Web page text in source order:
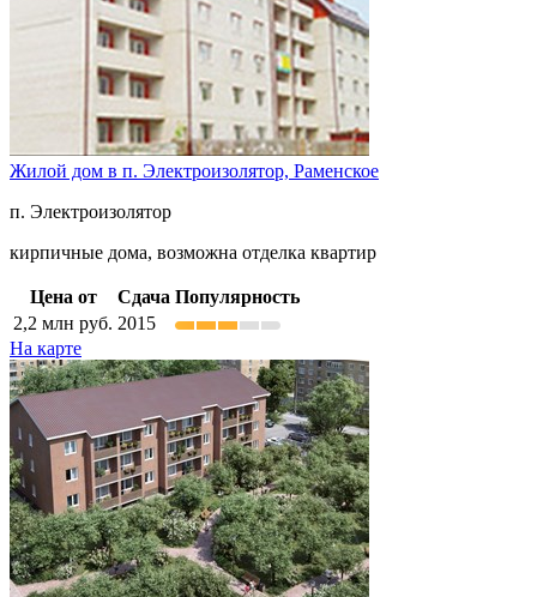
Жилой дом в п. Электроизолятор, Раменское
п. Электроизолятор
кирпичные дома, возможна отделка квартир
Цена от Сдача Популярность
2,2 млн руб. 2015
На карте